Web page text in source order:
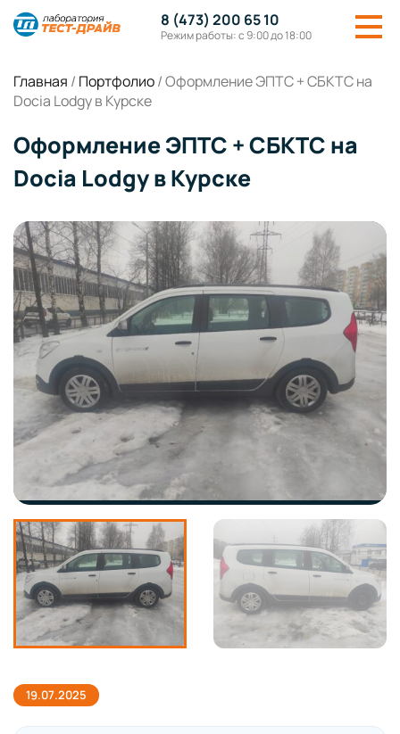
8 (473) 200 65 10
Режим работы: с 9:00 до 18:00
Главная / Портфолио/Оформление ЭПТС + СБКТС на
Docia Lodgy в Курске
Оформление ЭПТС + СБКТС на
Docia Lodgy в Курске
19.07.2025